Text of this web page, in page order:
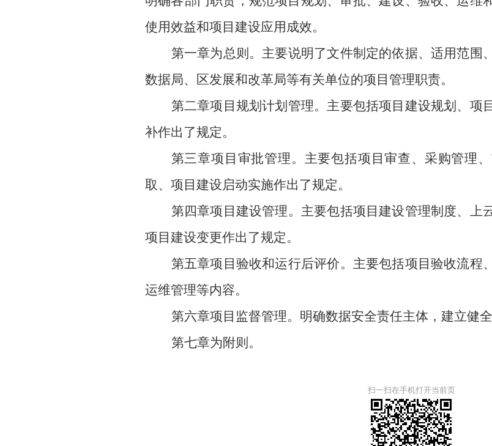
使用效益和项目建设应用成效。
第一章为总则。主要说明了文件制定的依据、适用范围
数据局、区发展和改革局等有关单位的项目管理职责。
第二章项目规划计划管理。主要包括项目建设规划、项
补作出了规定。
第三章项目审批管理。主要包括项目审查、采购管理
取、项目建设启动实施作出了规定。
第四章项目建设管理。主要包括项目建设管理制度、上
项目建设变更作出了规定。
第五章项目验收和运行后评价。主要包括项目验收流程
运维管理等内容。
第六章项目监督管理。明确数据安全责任主体，建立健
第七章为附则。
扫一扫在手机打开当前页